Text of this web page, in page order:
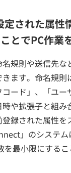
された属性
とでPC作業
規則や送信先な
ます。命名規則
ード」、「ユー
や拡張子と組み
録された属性を
」のシステ
最小限にするこ